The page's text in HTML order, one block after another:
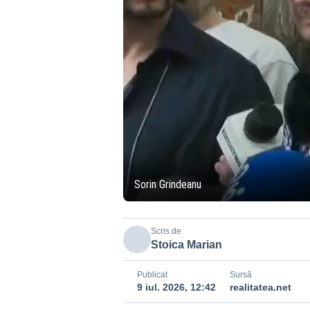
Sorin Grindeanu
Scris de
Stoica Marian
Publicat
9 iul. 2026, 12:42
Sursă
realitatea.net